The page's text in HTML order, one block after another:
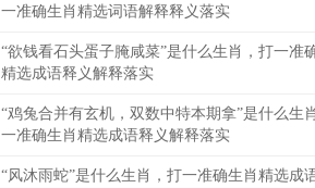
一准确生肖精选词语解释释义落实
“欲钱看石头蛋子腌咸菜”是什么生肖，打一准
精选成语释义解释落实
“鸡兔合并有玄机，双数中特本期拿”是什么生
一准确生肖精选成语释义解释落实
“风沐雨蛇”是什么生肖，打一准确生肖精选成